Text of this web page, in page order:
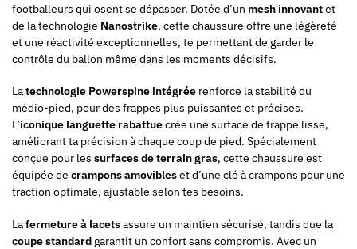
footballeurs qui osent se dépasser. Dotée d’un mesh innovantet
de la technologie Nanostrike, cette chaussure offre une légèreté
et une réactivité exceptionnelles, te permettant de garder le
contrôle du ballon même dans les moments décisifs.
Latechnologie Powerspine intégrée renforce la stabilité du
médio-pied, pour des frappes plus puissantes et précises.
L’iconique languette rabattuecrée une surface de frappe lisse,
améliorant ta précision à chaque coup de pied. Spécialement
conçue pour les surfaces de terrain gras, cette chaussure est
équipée de crampons amovibleset d’une clé à crampons pour une
traction optimale, ajustable selon tes besoins.
Lafermeture à lacetsassure un maintien sécurisé, tandis que la
coupe standard garantit un confort sans compromis. Avec un